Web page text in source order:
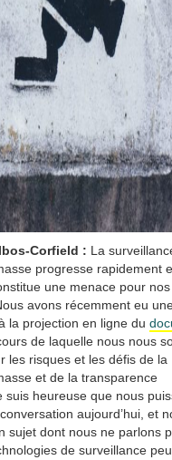
Corfield : La
progresse rapidement
une menace pour
avons récemment eu
la projection en ligne du
de laquelle nous nous
les risques et les défis de la
et de la transparence
suis heureuse que nous
aujourd’hui, et
sujet dont nous ne parlons
de surveillance